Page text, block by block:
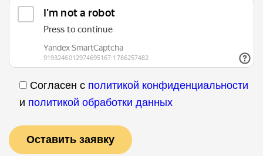
Согласен с политикой конфиденциальности
и политикой обработки данных